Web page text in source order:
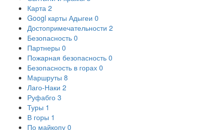
Карта 2
Googl карты Адыгеи 0
Достопримечательности 2
Безопасность 0
Партнеры 0
Пожарная безопасность 0
Безопасность в горах 0
Маршруты 8
Лаго-Наки 2
Руфабго 3
Туры 1
В горы 1
По майкопу 0